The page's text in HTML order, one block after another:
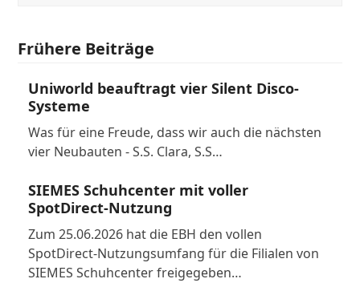
Frühere Beiträge
Uniworld beauftragt vier Silent Disco-
Systeme
Was für eine Freude, dass wir auch die nächsten
vier Neubauten - S.S. Clara, S.S…
SIEMES Schuhcenter mit voller
SpotDirect-Nutzung
Zum 25.06.2026 hat die EBH den vollen
SpotDirect-Nutzungsumfang für die Filialen von
SIEMES Schuhcenter freigegeben…